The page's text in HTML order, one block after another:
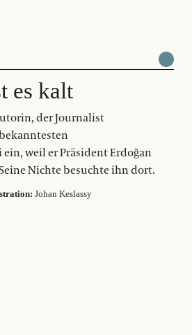
es kalt
der Journalist
weil er Präsident Erdoğan
Nichte besuchte ihn dort.
Johan Keslassy